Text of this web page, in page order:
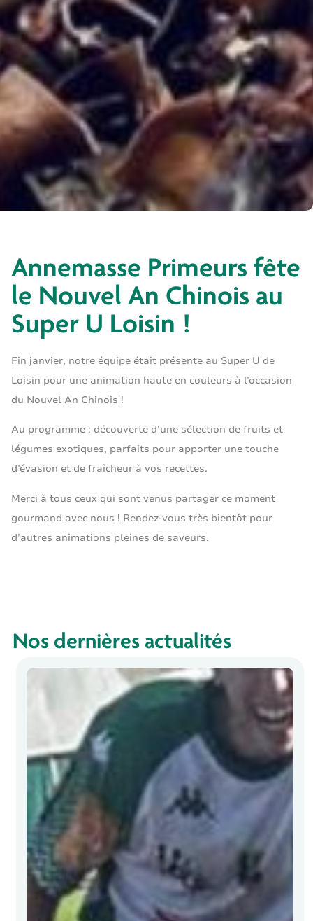
Annemasse Primeurs fête
le Nouvel An Chinois au
Super U Loisin !
Fin janvier, notre équipe était présente au Super U de
Loisin pour une animation haute en couleurs à l’occasion
du Nouvel An Chinois !
Au programme : découverte d’une sélection de fruits et
légumes exotiques, parfaits pour apporter une touche
d’évasion et de fraîcheur à vos recettes.
Merci à tous ceux qui sont venus partager ce moment
gourmand avec nous ! Rendez-vous très bientôt pour
d’autres animations pleines de saveurs.
Nos dernières actualités